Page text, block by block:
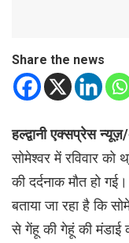
Share the news
हल्द्वानी एक्सप्रेस
सोमेश्वर में रविवार
की दर्दनाक मौत हो गई।
बताया जा रहा है कि
से गेंहू की गेहूं की मंडाई